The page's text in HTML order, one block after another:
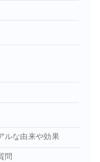
ルな由来や効果
問